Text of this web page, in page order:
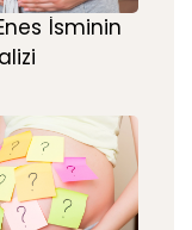
İsminin